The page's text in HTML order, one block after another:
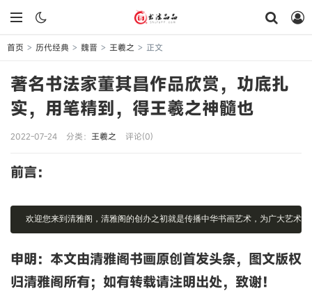
首页 > 历代经典 > 魏晋 > 王羲之 > 正文
著名书法家董其昌作品欣赏，功底扎
实，用笔精到，得王羲之神髓也
2022-07-24 分类： 王羲之 评论(0)
前言：
欢迎您来到清雅阁，清雅阁的创办之初就是传播中华书画艺术，为广大艺术
申明：本文由清雅阁书画原创首发头条，图文版权
归清雅阁所有；如有转载请注明出处，致谢！